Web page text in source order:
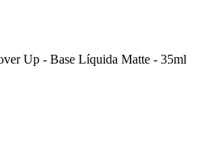
Up - Base Líquida Matte - 35ml